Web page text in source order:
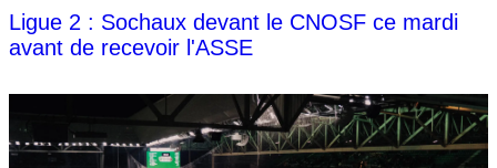
Ligue 2 : Sochaux devant le CNOSF ce mardi
avant de recevoir l'ASSE